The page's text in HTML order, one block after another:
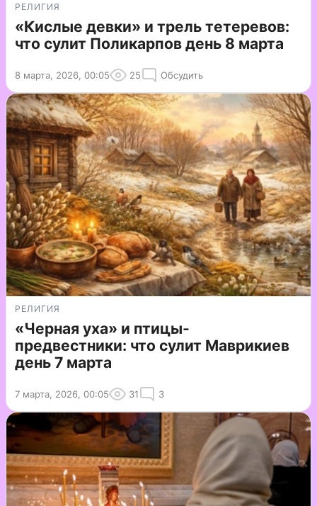
РЕЛИГИЯ
«Кислые девки» и трель тетеревов:
что сулит Поликарпов день 8 марта
8 марта, 2026, 00:05 25 Обсудить
РЕЛИГИЯ
«Черная уха» и птицы-
предвестники: что сулит Маврикиев
день 7 марта
7 марта, 2026, 00:05 31 3